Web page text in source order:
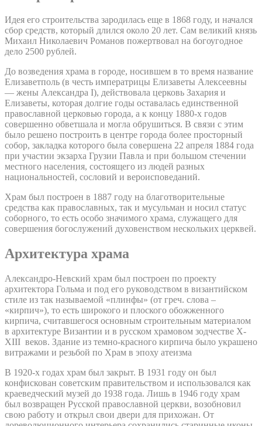
Идея его строительства зародилась еще в 1868 году, и начался
сбор средств, который длился около 20 лет. Сам великий князь
Михаил Николаевич Романов пожертвовал на богоугодное
дело 2500 рублей.
До возведения храма в городе, носившем в то время название
Елизаветполь (в честь императрицы Елизаветы Алексеевны
— жены Александра I), действовала церковь Захария и
Елизаветы, которая долгие годы оставалась единственной
православной церковью города, а к концу 1880-х годов
совершенно обветшала и могла обрушиться. В связи с этим
было решено построить в центре города более просторный
собор, закладка которого была совершена 22 апреля 1884 года
при участии экзарха Грузии Павла и при большом стечении
местного населения, состоящего из людей разных
национальностей, сословий и вероисповеданий.
Храм был построен в 1887 году на благотворительные
средства как православных, так и мусульман и носил статус
соборного, то есть особо значимого храма, служащего для
совершения богослужений духовенством нескольких церквей.
Архитектура храма
Александро-Невский храм был построен по проекту
архитектора Гольма и под его руководством в византийском
стиле из так называемой «плинфы» (от греч. слова –
«кирпич»), то есть широкого и плоского обожженного
кирпича, считавшегося основным строительным материалом
в архитектуре Византии и в русском храмовом зодчестве X-
XIII веков. Здание из темно-красного кирпича было украшено
витражами и резьбой по Храм в эпоху атеизма
В 1920-х годах храм был закрыт. В 1931 году он был
конфискован советским правительством и использовался как
краеведческий музей до 1938 года. Лишь в 1946 году храм
был возвращен Русской православной церкви, возобновил
свою работу и открыл свои двери для прихожан. От